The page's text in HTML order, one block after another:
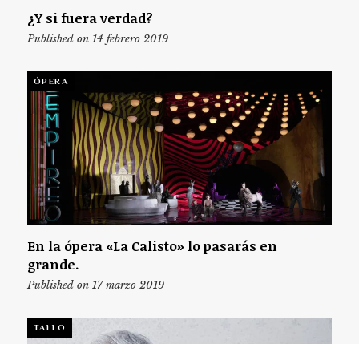
¿Y si fuera verdad?
Published on 14 febrero 2019
ÓPERA
En la ópera «La Calisto» lo pasarás en
grande.
Published on 17 marzo 2019
TALLO